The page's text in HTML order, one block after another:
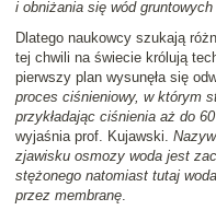
i obniżania się wód
Dlatego naukowcy szukają
tej chwili na świecie królują
pierwszy plan wysunęła się
proces ciśnieniowy, w którym
przykładając ciśnienia aż do
wyjaśnia prof. Kujawski.
zjawisku osmozy woda jest
stężonego natomiast tutaj
przez membranę.